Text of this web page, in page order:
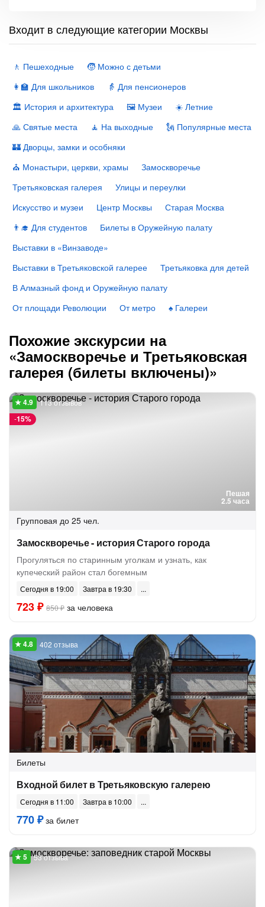
Входит в следующие категории Москвы
🚶 Пешеходные
🧒 Можно с детьми
👩‍🏫 Для школьников
👵 Для пенсионеров
🏛 История и архитектура
🖼 Музеи
☀️ Летние
🙏 Святые места
🧘 На выходные
🗽 Популярные места
🏰 Дворцы, замки и особняки
⛪️ Монастыри, церкви, храмы
Замоскворечье
Третьяковская галерея
Улицы и переулки
Искусство и музеи
Центр Москвы
Старая Москва
👨‍🎓 Для студентов
Билеты в Оружейную палату
Выставки в «Винзаводе»
Выставки в Третьяковской галерее
Третьяковка для детей
В Алмазный фонд и Оружейную палату
От площади Революции
От метро ♠️ Галереи
Похожие экскурсии на
«Замоскворечье и Третьяковская
галерея (билеты включены)»
Пешая
2.5 часа
-15%
113 отзывов
Групповая до 25 чел.
Замоскворечье - история Старого города
Прогуляться по старинным уголкам и узнать, как
купеческий район стал богемным
Сегодня в 19:00 Завтра в 19:30
723 ₽ 850 ₽ за человека
402 отзыва
Билеты
Входной билет в Третьяковскую галерею
Сегодня в 11:00 Завтра в 10:00
770 ₽за билет
53 отзыва